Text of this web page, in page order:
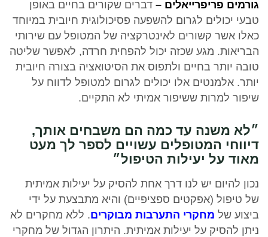
גורמים פריפרייאלים – דברים שקורים בחיים באופן
טבעי יכולים לגרום להשפעה פסיכולוגית חיובית במיוחד
כאלו אשר קשורים לאינטרקציה של המטופל עם שירותי
הבריאות. מגע שכזה יכול להפחית חרדה, לאפשר שליטה
טובה יותר בחיים ולתפוס את הסיטואציה בצורה חיובית
יותר. אלמנטים אלו יכולים לגרום למטופל לדווח על
שיפור למרות ששיפור אמיתי לא התקיים.
״לא משנה עד כמה הם משבחים אותך,
דיווחי המטופלים עשויים לספר לך מעט
מאוד על יעילות הטיפול״
נכון להיום יש לנו דרך אחת להסיק על יעילות אמיתית
של טיפול (אפקטים ספציפיים) והיא מתבצעת על ידי
ביצוע של מחקרי התערבות מבוקרים. ללא מחקרים לא
ניתן להסיק על יעילות אמיתית. היתרון הגדול של מחקרי